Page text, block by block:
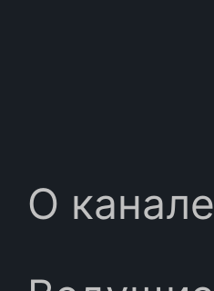
О канале